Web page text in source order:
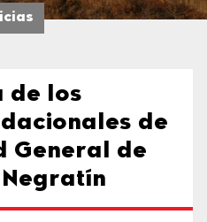
de los
de
General de